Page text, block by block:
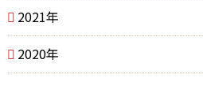
2021年
2020年